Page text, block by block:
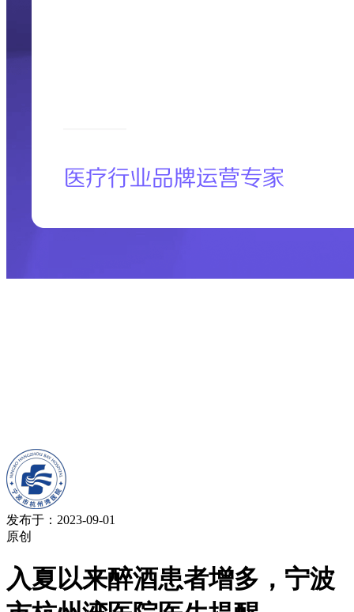
发布于：2023-09-01
原创
入夏以来醉酒患者增多，宁波